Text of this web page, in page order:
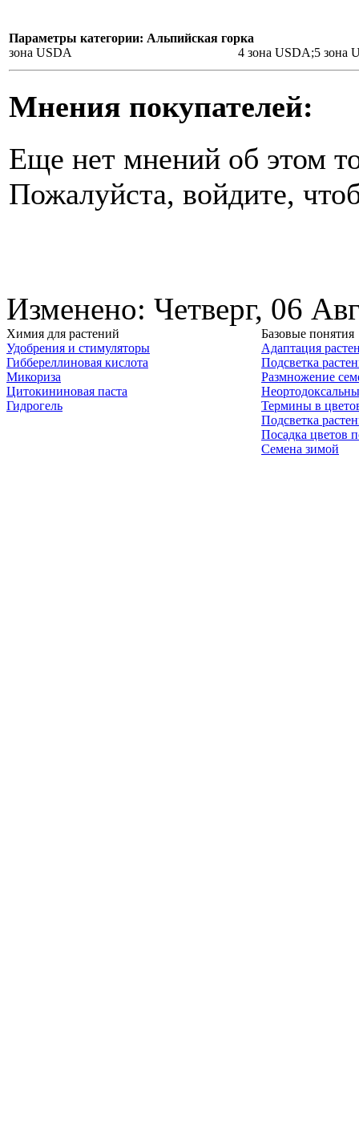
Параметры категории: Альпийская горка
зона USDA
4 зона USDA;5 зона
Мнения покупателей:
Еще нет мнений об этом
Пожалуйста, войдите,
Изменено: Четверг, 06
Химия для растений
Удобрения и стимуляторы
Гиббереллиновая кислота
Микориза
Цитокининовая паста
Гидрогель
Базовые понятия
Адаптация
Подсветка
Размножение
Термины в
Подсветка
Посадка цветов
Семена зимой